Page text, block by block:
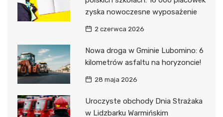
zyska nowoczesne wyposażenie
2 czerwca 2026
Nowa droga w Gminie Lubomino: 6
kilometrów asfaltu na horyzoncie!
28 maja 2026
Uroczyste obchody Dnia Strażaka
w Lidzbarku Warmińskim